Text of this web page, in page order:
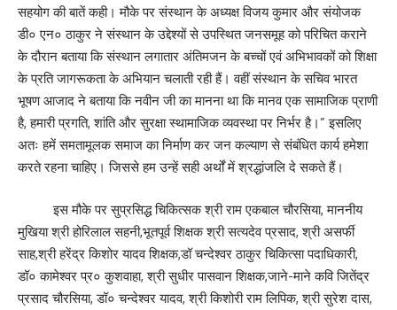
सहयोग की बातें कही। मौके पर संस्थान के अध्यक्ष विजय कुमार और संयोजक
डी० एन० ठाकुर ने संस्थान के उद्देश्यों से उपस्थित जनसमूह को परिचित कराने
के दौरान बताया कि संस्थान लगातार अंतिमजन के बच्चों एवं अभिभावकों को शिक्षा
के प्रति जागरूकता के अभियान चलाती रही हैं। वहीं संस्थान के सचिव भारत
भूषण आजाद ने बताया कि नवीन जी का मानना था कि मानव एक सामाजिक प्राणी
है, हमारी प्रगति, शांति और सुरक्षा स्थामाजिक व्यवस्था पर निर्भर है।” इसलिए
अतः हमें समतामूलक समाज का निर्माण कर जन कल्याण से संबंधित कार्य हमेशा
करते रहना चाहिए। जिससे हम उन्हें सही अर्थों में श्रद्धांजलि दे सकते हैं।
इस मौके पर सुप्रसिद्ध चिकित्सक श्री राम एकबाल चौरसिया, माननीय
मुखिया श्री होरिलाल सहनी,भूतपूर्व शिक्षक श्री सत्यदेव प्रसाद, श्री असर्फी
साह,श्री हरेंद्र किशोर यादव शिक्षक,डॉ चन्देश्वर ठाकुर चिकित्सा पदाधिकारी,
डॉ० कामेश्वर प्र० कुशवाहा, श्री सुधीर पासवान शिक्षक,जाने-माने कवि जितेंद्र
प्रसाद चौरसिया, डॉ० चन्देश्वर यादव, श्री किशोरी राम लिपिक, श्री सुरेश दास,